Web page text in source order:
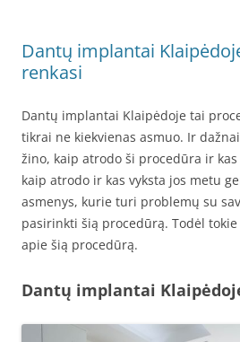
Dantų implantai
renkasi
Dantų implantai Klaipėdoje tai
tikrai ne kiekvienas asmuo. Ir
žino, kaip atrodo ši procedūra ir
kaip atrodo ir kas vyksta jos metu
asmenys, kurie turi problemų su
pasirinkti šią procedūrą. Todėl
apie šią procedūrą.
Dantų implantai